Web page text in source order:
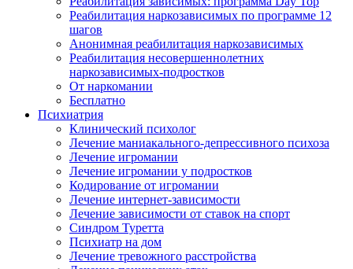
Реабилитация наркозависимых по программе 12
шагов
Анонимная реабилитация наркозависимых
Реабилитация несовершеннолетних
наркозависимых-подростков
От наркомании
Бесплатно
Психиатрия
Клинический психолог
Лечение маниакального-депрессивного психоза
Лечение игромании
Лечение игромании у подростков
Кодирование от игромании
Лечение интернет-зависимости
Лечение зависимости от ставок на спорт
Синдром Туретта
Психиатр на дом
Лечение тревожного расстройства